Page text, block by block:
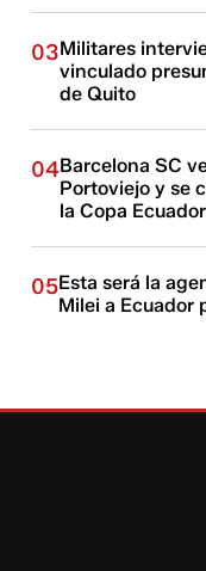
03Militares
vinculado
de Quito
04Barcelona SC
Portoviejo y se
la Copa Ecuador
05Esta será la
Milei a Ecuador